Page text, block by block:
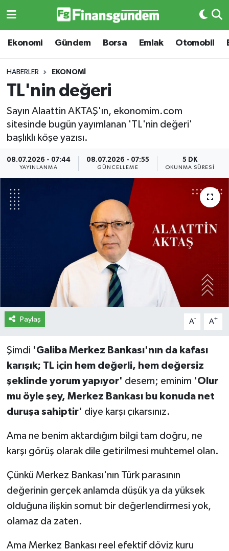
Ekonomi Gündem Borsa Emlak Otomobil
HABERLER EKONOMI
TL'nin değeri
Sayın Alaattin AKTAŞ'ın, ekonomim.com
sitesinde bugün yayımlanan 'TL'nin değeri'
başlıklı köşe yazısı.
08.07.2026 - 07:44
YAYINLANMA
08.07.2026 - 07:55
GÜNCELLEME
5 DK
OKUNMA SÜRESI
Paylaş A- A+
Şimdi 'Galiba Merkez Bankası'nın da kafası
karışık; TL için hem değerli, hem değersiz
şeklinde yorum yapıyor' desem; eminim 'Olur
mu öyle şey, Merkez Bankası bu konuda net
duruşa sahiptir' diye karşı çıkarsınız.
Ama ne benim aktardığım bilgi tam doğru, ne
karşı görüş olarak dile getirilmesi muhtemel olan.
Çünkü Merkez Bankası'nın Türk parasının
değerinin gerçek anlamda düşük ya da yüksek
olduğuna ilişkin somut bir değerlendirmesi yok,
olamaz da zaten.
Ama Merkez Bankası reel efektif döviz kuru
Ekonomi
Borsa
Emlak
Emtia
Otomobil
Yasal Uyarı
Ekonomi
Borsa
Emlak
Otomobil
Emtia